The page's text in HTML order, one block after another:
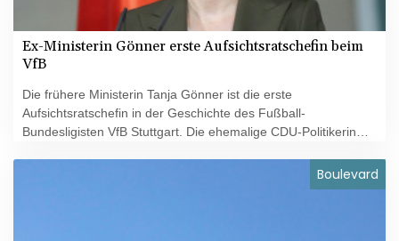
Ex-Ministerin Gönner erste Aufsichtsratschefin beim
VfB
Die frühere Ministerin Tanja Gönner ist die erste
Aufsichtsratschefin in der Geschichte des Fußball-
Bundesligisten VfB Stuttgart. Die ehemalige CDU-Politikerin
Dienstag bei einer außerordentlichen Sitzung als Nachfolgerin
von Präsident Claus Vogt an die Spitze des Gremiums
Boulevard